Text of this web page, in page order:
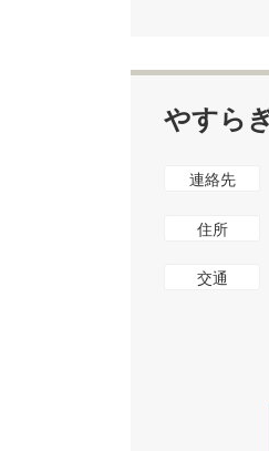
やすら
連絡先
住所
交通